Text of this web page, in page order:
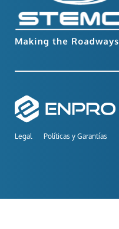
Legal Políticas y Garantías